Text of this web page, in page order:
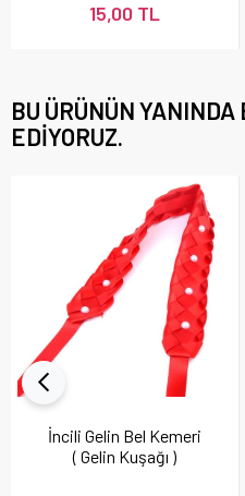
15,00 TL
BU ÜRÜNÜN
EDIYORUZ.
İncili Gelin Bel Kemeri
( Gelin Kuşağı )